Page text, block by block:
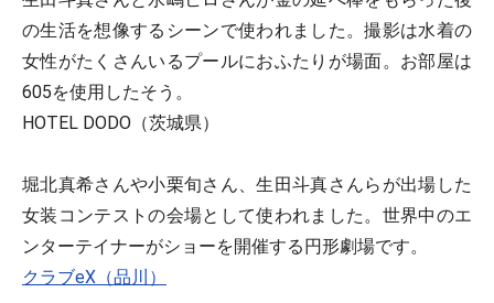
の生活を想像するシーンで使われました。撮影は水着の
女性がたくさんいるプールにおふたりが場面。お部屋は
605を使用したそう。
HOTEL DODO（茨城県）
堀北真希さんや小栗旬さん、生田斗真さんらが出場した
女装コンテストの会場として使われました。世界中のエ
ンターテイナーがショーを開催する円形劇場です。
クラブeX（品川）